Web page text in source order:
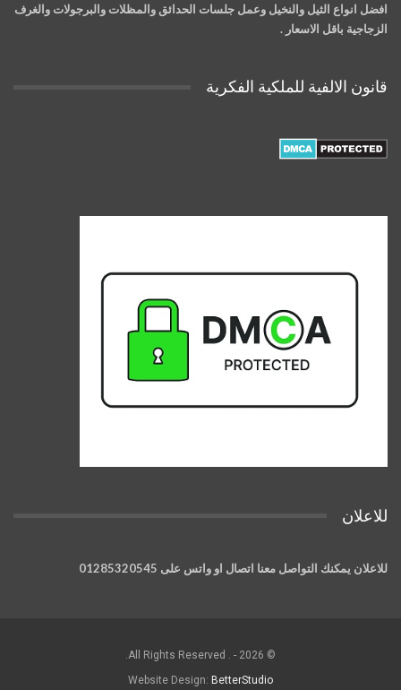
افضل انواع الثيل والنخيل وعمل جلسات الحدائق والمظلات والبرجولات والغرف
الزجاجية باقل الاسعار .
قانون الالفية للملكية الفكرية
للاعلان
للاعلان يمكنك التواصل معنا اتصال او واتس على 01285320545
© 2026 - . All Rights Reserved.
Website Design: BetterStudio